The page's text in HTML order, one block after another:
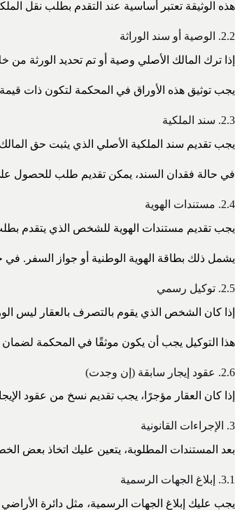
هذه الوثيقة تعتبر أساسية عند التقدم بطلب نقل
2.2. الوصية أو سند الوراثة
إذا ترك المالك الأصلي وصية أو تم تحديد الورثة
يجب توثيق هذه الأوراق في المحكمة لتكون ذات قيمة
2.3. سند الملكية
يجب تقديم سند الملكية الأصلي الذي يثبت حق
في حالة فقدان السند، يمكن تقديم طلب للحصول
2.4. مستندات الهوية
يجب تقديم مستندات الهوية للشخص الذي يتقدم
يشمل ذلك بطاقة الهوية الوطنية أو جواز السفر. في
2.5. توكيل رسمي
إذا كان الشخص الذي يقوم بالتصرف بالعقار ليس
هذا التوكيل يجب أن يكون موثقًا في المحكمة لضمان
2.6. عقود إيجار سابقة (إن وجدت)
إذا كان العقار مؤجرًا، يجب تقديم نسخ من عقود
3. الإجراءات القانونية
بعد المستندات المطلوبة، يتعين عليك اتخاذ بعض
3.1. إبلاغ الجهات الرسمية
يجب عليك إبلاغ الجهات الرسمية، مثل دائرة